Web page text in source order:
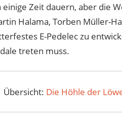
Zeit dauern, aber die
Halama, Torben Müller-
E-Pedelec zu
treten muss.
Übersicht: Die Höhle der